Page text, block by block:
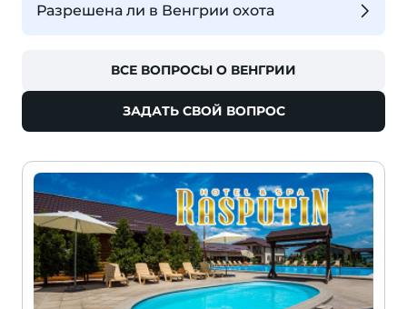
Разрешена ли в Венгрии охота
ВСЕ ВОПРОСЫ О ВЕНГРИИ
ЗАДАТЬ СВОЙ ВОПРОС